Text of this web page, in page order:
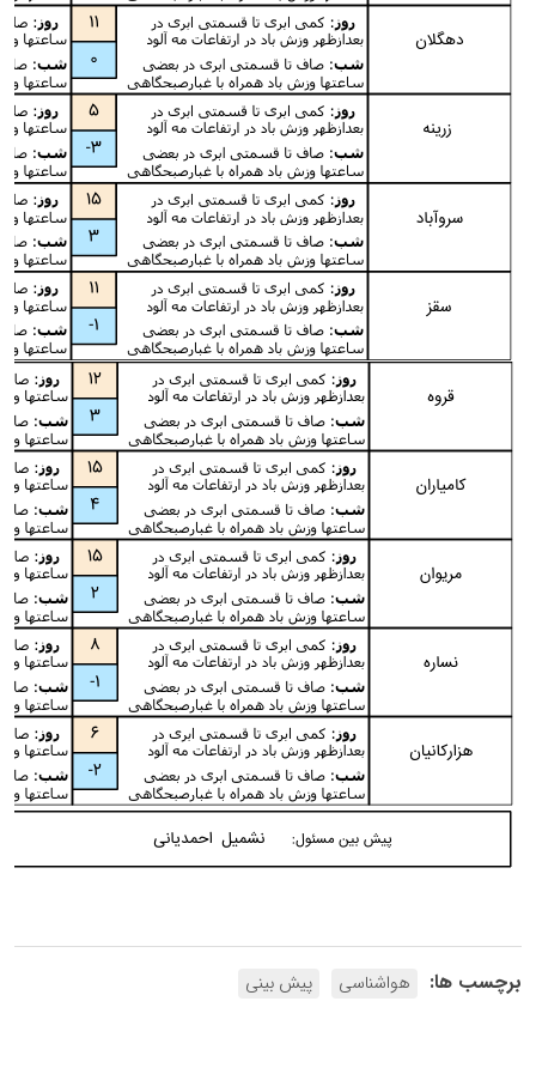
برچسب ها: هواشناسی پیش بینی